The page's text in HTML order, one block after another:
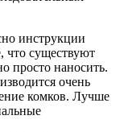
инструкции
что существуют
просто наносить.
очень
комков. Лучше